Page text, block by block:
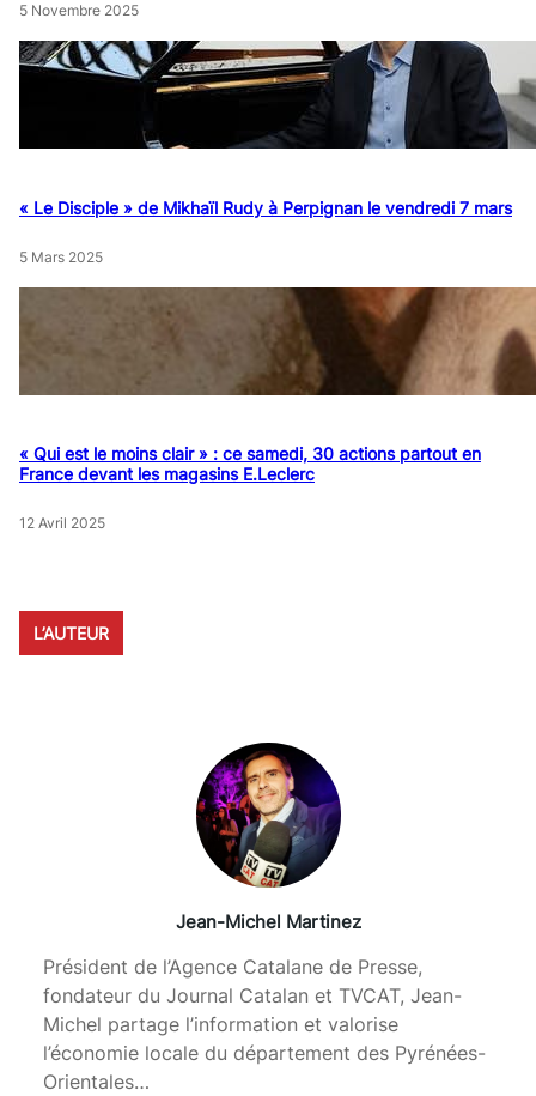
5 Novembre 2025
« Le Disciple » de Mikhaïl Rudy à Perpignan le vendredi 7 mars
5 Mars 2025
« Qui est le moins clair » : ce samedi, 30 actions partout en
France devant les magasins E.Leclerc
12 Avril 2025
L’AUTEUR
Jean-Michel Martinez
Président de l’Agence Catalane de Presse,
fondateur du Journal Catalan et TVCAT, Jean-
Michel partage l’information et valorise
l’économie locale du département des Pyrénées-
Orientales…